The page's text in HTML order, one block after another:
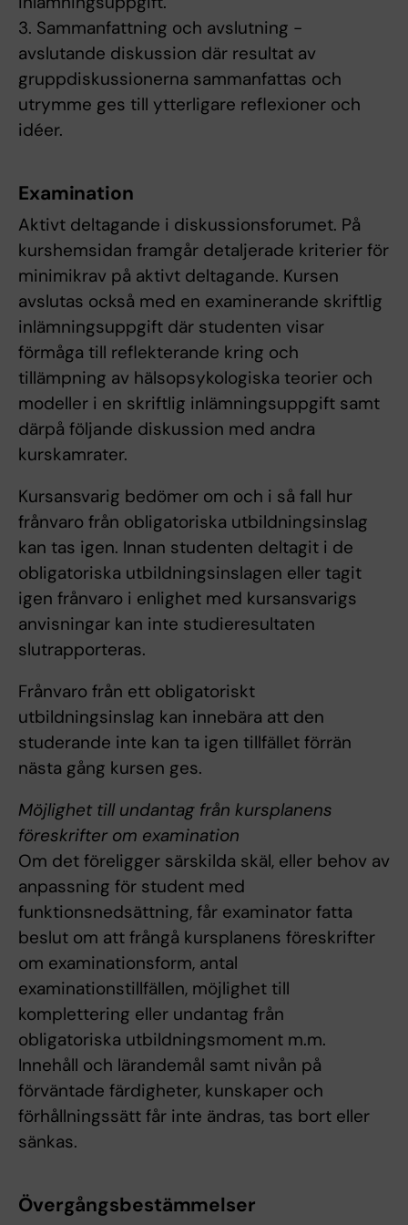
3. Sammanfattning och avslutning -
avslutande diskussion där resultat av
gruppdiskussionerna sammanfattas och
utrymme ges till ytterligare reflexioner och
idéer.
Examination
Aktivt deltagande i diskussionsforumet. På
kurshemsidan framgår detaljerade kriterier för
minimikrav på aktivt deltagande. Kursen
avslutas också med en examinerande skriftlig
inlämningsuppgift där studenten visar
förmåga till reflekterande kring och
tillämpning av hälsopsykologiska teorier och
modeller i en skriftlig inlämningsuppgift samt
därpå följande diskussion med andra
kurskamrater.
Kursansvarig bedömer om och i så fall hur
frånvaro från obligatoriska utbildningsinslag
kan tas igen. Innan studenten deltagit i de
obligatoriska utbildningsinslagen eller tagit
igen frånvaro i enlighet med kursansvarigs
anvisningar kan inte studieresultaten
slutrapporteras.
Frånvaro från ett obligatoriskt
utbildningsinslag kan innebära att den
studerande inte kan ta igen tillfället förrän
nästa gång kursen ges.
Möjlighet till undantag från kursplanens
föreskrifter om examination
Om det föreligger särskilda skäl, eller behov av
anpassning för student med
funktionsnedsättning, får examinator fatta
beslut om att frångå kursplanens föreskrifter
om examinationsform, antal
examinationstillfällen, möjlighet till
komplettering eller undantag från
obligatoriska utbildningsmoment m.m.
Innehåll och lärandemål samt nivån på
förväntade färdigheter, kunskaper och
förhållningssätt får inte ändras, tas bort eller
sänkas.
Övergångsbestämmelser